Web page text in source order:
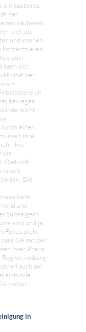
ein sauberes
der
sauberen,
sich die
und können
konzentrieren.
oder
kann sich
der
bewegen
leicht
einen
Ihre
ihre
die
Dadurch
Arbeit
Die
kann
und
zu steigern.
sind und je
Fokus steht
Sie mit der
Ihrer Praxis
Amberg
auch am
sinnvolle
weiter
in